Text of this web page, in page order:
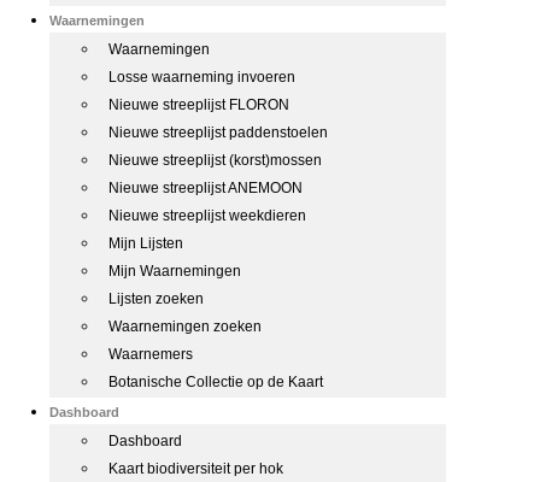
Waarnemingen
Waarnemingen
Losse waarneming invoeren
Nieuwe streeplijst FLORON
Nieuwe streeplijst paddenstoelen
Nieuwe streeplijst (korst)mossen
Nieuwe streeplijst ANEMOON
Nieuwe streeplijst weekdieren
Mijn Lijsten
Mijn Waarnemingen
Lijsten zoeken
Waarnemingen zoeken
Waarnemers
Botanische Collectie op de Kaart
Dashboard
Dashboard
Kaart biodiversiteit per hok